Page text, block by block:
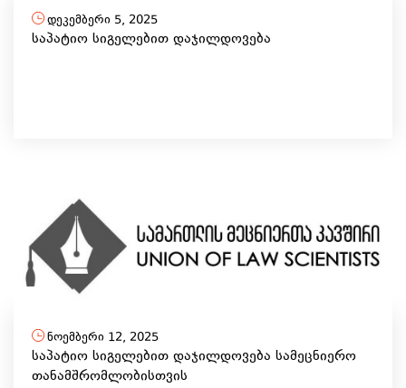
დეკემბერი 5, 2025
საპატიო სიგელებით დაჯილდოვება
ნოემბერი 12, 2025
საპატიო სიგელებით დაჯილდოვება სამეცნიერო
თანამშრომლობისთვის